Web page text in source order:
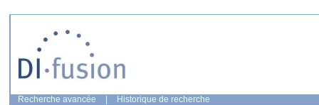
Recherche avancée Historique de recherche